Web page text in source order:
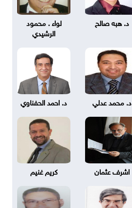
د. هبه صالح
لواء . محمود
الرشيدي
د. محمد عدلي د. احمد الحفناوي
اشرف عثمان كريم غنيم